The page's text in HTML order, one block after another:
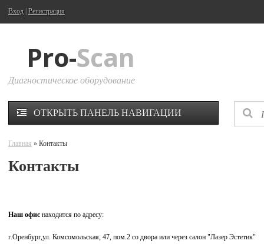
Вход Регистрация
Pro-Scan
Диагностическое оборудование
ОТКРЫТЬ ПАНЕЛЬ НАВИГАЦИИ
Главная » Контакты
Контакты
Наш офис находится по адресу:
г.Оренбург,ул. Комсомольская, 47, пом.2 со двора или через салон "Лазер Эстетик"